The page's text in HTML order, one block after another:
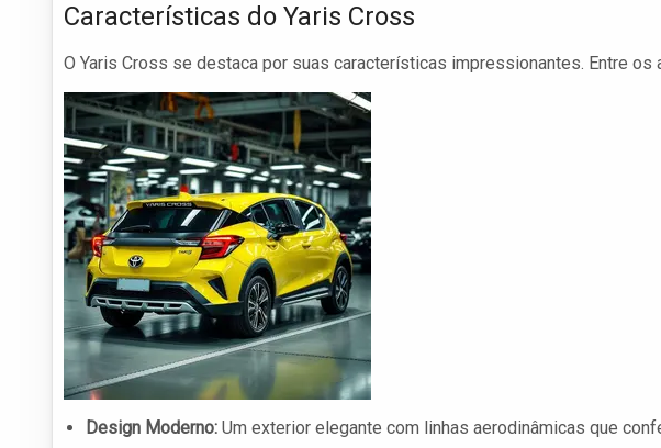
Características do Yaris Cross
O Yaris Cross se destaca por suas características impressionantes. Entre
Design Moderno: Um exterior elegante com linhas aerodinâmicas que